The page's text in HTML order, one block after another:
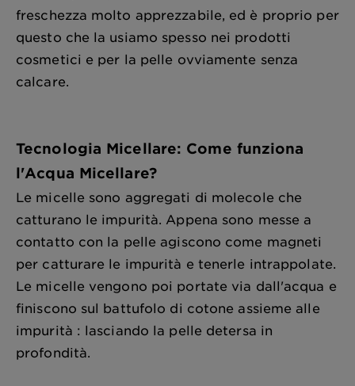
freschezza molto apprezzabile, ed è proprio per
questo che la usiamo spesso nei prodotti
cosmetici e per la pelle ovviamente senza
calcare.
Tecnologia Micellare: Come funziona
l'Acqua Micellare?
Le micelle sono aggregati di molecole che
catturano le impurità. Appena sono messe a
contatto con la pelle agiscono come magneti
per catturare le impurità e tenerle intrappolate.
Le micelle vengono poi portate via dall'acqua e
finiscono sul battufolo di cotone assieme alle
impurità : lasciando la pelle detersa in
profondità.